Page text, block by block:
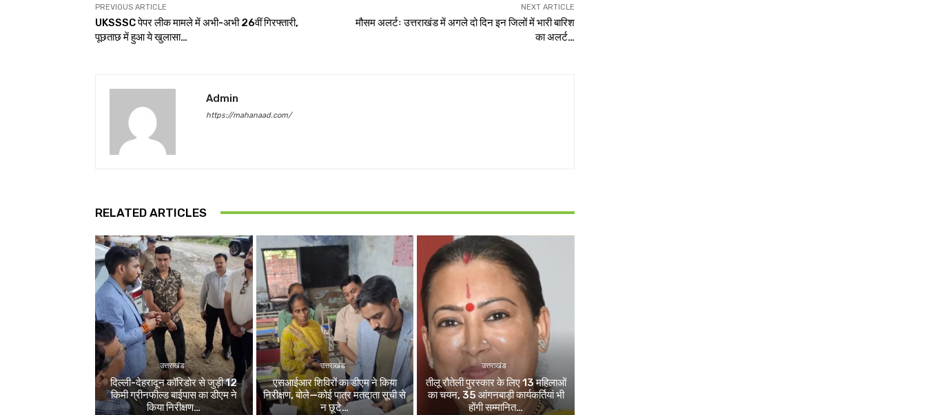
PREVIOUS ARTICLE
UKSSSC पेपर लीक मामले में अभी-अभी 26वीं गिरफ्तारी,
पूछताछ में हुआ ये खुलासा…
NEXT ARTICLE
मौसम अलर्टः उत्तराखंड में अगले दो दिन इन जिलों में भारी बारिश
का अलर्ट…
Admin
https://mahanaad.com/
RELATED ARTICLES
उत्तराखंड
दिल्ली-देहरादून कॉरिडोर से जुड़ी 12
किमी ग्रीनफील्ड बाईपास का डीएम ने
किया निरीक्षण…
उत्तराखंड
एसआईआर शिविरों का डीएम ने किया
निरीक्षण, बोले—कोई पात्र मतदाता सूची से
न छूटे…
उत्तराखंड
तीलू रौतेली पुरस्कार के लिए 13 महिलाओं
का चयन, 35 आंगनबाड़ी कार्यकर्तियां भी
होंगी सम्मानित…